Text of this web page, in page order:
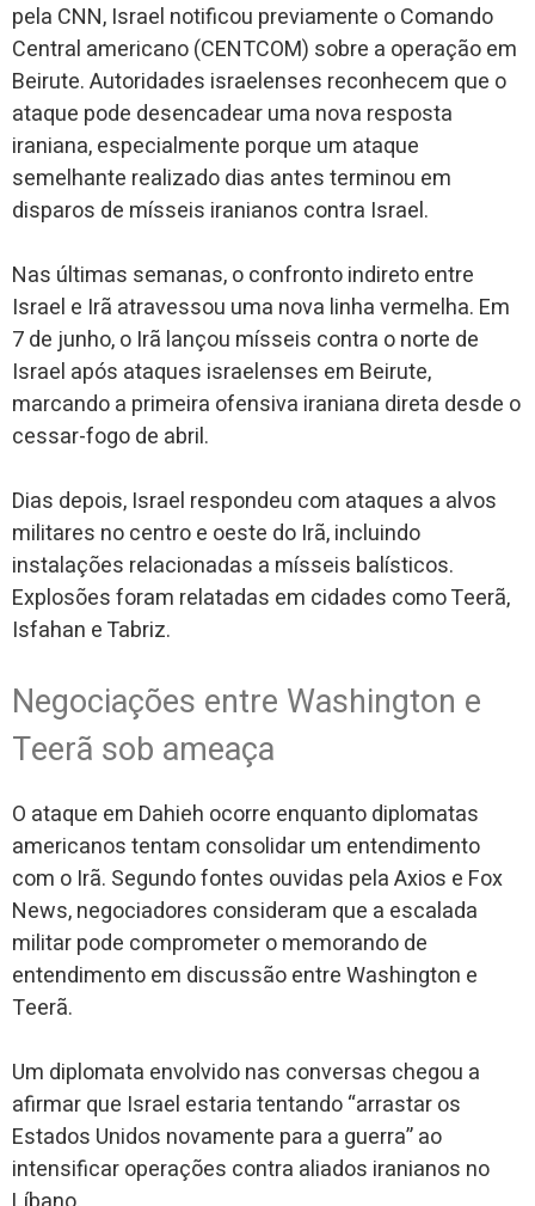
pela CNN, Israel notificou previamente o Comando
Central americano (CENTCOM) sobre a operação em
Beirute. Autoridades israelenses reconhecem que o
ataque pode desencadear uma nova resposta
iraniana, especialmente porque um ataque
semelhante realizado dias antes terminou em
disparos de mísseis iranianos contra Israel.
Nas últimas semanas, o confronto indireto entre
Israel e Irã atravessou uma nova linha vermelha. Em
7 de junho, o Irã lançou mísseis contra o norte de
Israel após ataques israelenses em Beirute,
marcando a primeira ofensiva iraniana direta desde o
cessar-fogo de abril.
Dias depois, Israel respondeu com ataques a alvos
militares no centro e oeste do Irã, incluindo
instalações relacionadas a mísseis balísticos.
Explosões foram relatadas em cidades como Teerã,
Isfahan e Tabriz.
Negociações entre Washington e
Teerã sob ameaça
O ataque em Dahieh ocorre enquanto diplomatas
americanos tentam consolidar um entendimento
com o Irã. Segundo fontes ouvidas pela Axios e Fox
News, negociadores consideram que a escalada
militar pode comprometer o memorando de
entendimento em discussão entre Washington e
Teerã.
Um diplomata envolvido nas conversas chegou a
afirmar que Israel estaria tentando “arrastar os
Estados Unidos novamente para a guerra” ao
intensificar operações contra aliados iranianos no